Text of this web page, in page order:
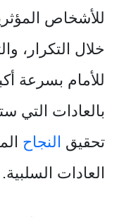
للأشخاص
خلال التكرار،
للأمام بسرعة
بالعادات التي
تحقيق النجاح
العادات السلبية.